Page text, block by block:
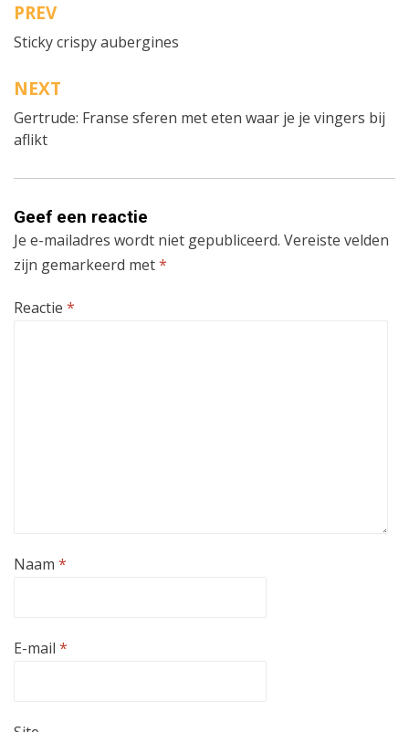
Bericht
navigatie
PREV
Sticky crispy aubergines
NEXT
Gertrude: Franse sferen met eten waar je je vingers bij
aflikt
Geef een reactie
Je e-mailadres wordt niet gepubliceerd. Vereiste velden
zijn gemarkeerd met*
Reactie *
Naam *
E-mail *